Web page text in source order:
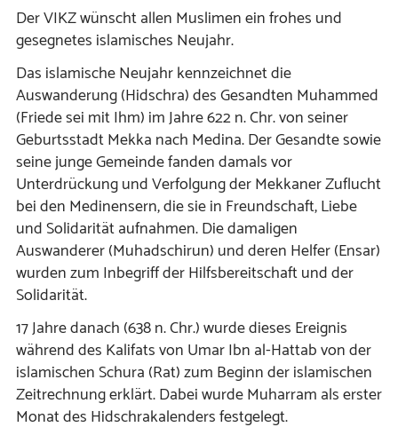
Der VIKZ wünscht allen Muslimen ein frohes und
gesegnetes islamisches Neujahr.
Das islamische Neujahr kennzeichnet die
Auswanderung (Hidschra) des Gesandten Muhammed
(Friede sei mit Ihm) im Jahre 622 n. Chr. von seiner
Geburtsstadt Mekka nach Medina. Der Gesandte sowie
seine junge Gemeinde fanden damals vor
Unterdrückung und Verfolgung der Mekkaner Zuflucht
bei den Medinensern, die sie in Freundschaft, Liebe
und Solidarität aufnahmen. Die damaligen
Auswanderer (Muhadschirun) und deren Helfer (Ensar)
wurden zum Inbegriff der Hilfsbereitschaft und der
Solidarität.
17 Jahre danach (638 n. Chr.) wurde dieses Ereignis
während des Kalifats von Umar Ibn al-Hattab von der
islamischen Schura (Rat) zum Beginn der islamischen
Zeitrechnung erklärt. Dabei wurde Muharram als erster
Monat des Hidschrakalenders festgelegt.